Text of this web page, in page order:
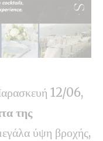
12/06,
της
ύψη βροχής,